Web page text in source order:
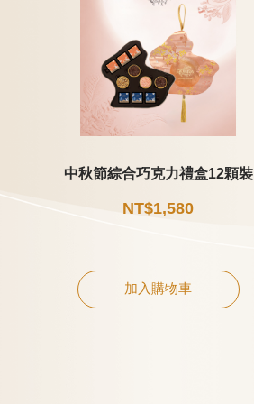
中秋節綜合巧克力禮盒12顆裝
NT$1,580
加入購物車